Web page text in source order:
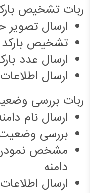
ربات تشخیص
ارسال تصویر
تشخیص بارکد
ارسال عدد
ارسال
ربات بررسی
ارسال نام
بررسی وضعیت
مشخص
دامنه
ارسال